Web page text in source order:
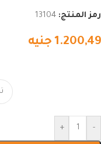
رمز المنتج: 13104
1.200,49 جنيه
-
+